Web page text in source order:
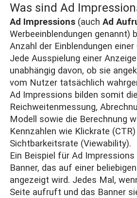
Was sind Ad
Ad Impressions (auch Ad
Werbeeinblendungen genannt)
Anzahl der Einblendungen einer
Jede Ausspielung einer
unabhängig davon, ob sie
vom Nutzer tatsächlich
Ad Impressions bilden somit
Reichweitenmessung,
Modell sowie die Berechnung
Kennzahlen wie Klickrate (CTR)
Sichtbarkeitsrate (Viewability).
Ein Beispiel für Ad Impressions
Banner, das auf einer
angezeigt wird. Jedes Mal,
Seite aufruft und das Banner